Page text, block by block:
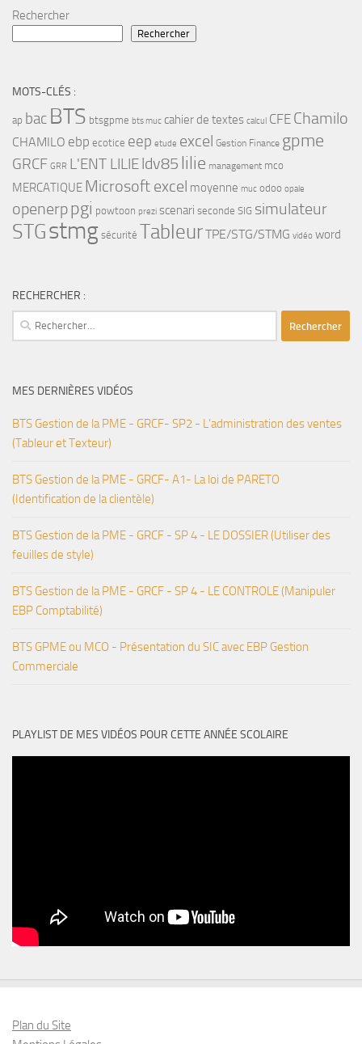
Rechercher
Rechercher
MOTS-CLÉS :
ap bac BTS btsgpme bts muc cahier de textes calcul CFE Chamilo
CHAMILO ebp ecotice eep etude excel Gestion Finance gpme
GRCF GRR L'ENT LILIEldv85 lilie management mco
MERCATIQUE Microsoft excel moyenne muc odoo opale
openerppgi powtoon prezi scenari seconde SIG simulateur
STGstmg sécurité TableurTPE/STG/STMG vidéo word
RECHERCHER :
Rechercher :
MES DERNIÈRES VIDÉOS
BTS Gestion de la PME - GRCF- SP2 - L'administration des ventes
(Tableur et Texteur)
BTS Gestion de la PME - GRCF- A1- La loi de PARETO
(Identification de la clientèle)
BTS Gestion de la PME - GRCF - SP 4 - LE DOSSIER (Utiliser des
feuilles de style)
BTS Gestion de la PME - GRCF - SP 4 - LE CONTROLE (Manipuler
EBP Comptabilité)
BTS GPME ou MCO - Présentation du SIC avec EBP Gestion
Commerciale
PLAYLIST DE MES VIDÉOS POUR CETTE ANNÉE SCOLAIRE
Plan du Site